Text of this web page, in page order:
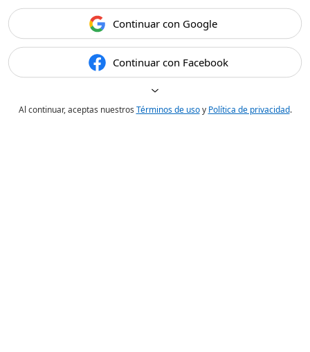
Continuar con Google
Continuar con Facebook
Al continuar, aceptas nuestros Términos de usoy Política de privacidad.